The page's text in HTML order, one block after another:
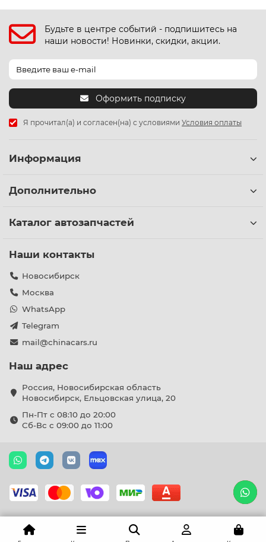
Будьте в центре событий - подпишитесь на
наши новости! Новинки, скидки, акции.
Оформить подписку
Я прочитал(а) и согласен(на) с условиями Условия оплаты
Информация
Дополнительно
Каталог автозапчастей
Наши контакты
Новосибирск
Москва
WhatsApp
Telegram
mail@chinacars.ru
Наш адрес
Россия, Новосибирская область
Новосибирск, Ельцовская улица, 20
Пн-Пт с 08:10 до 20:00
Сб-Вс с 09:00 до 11:00